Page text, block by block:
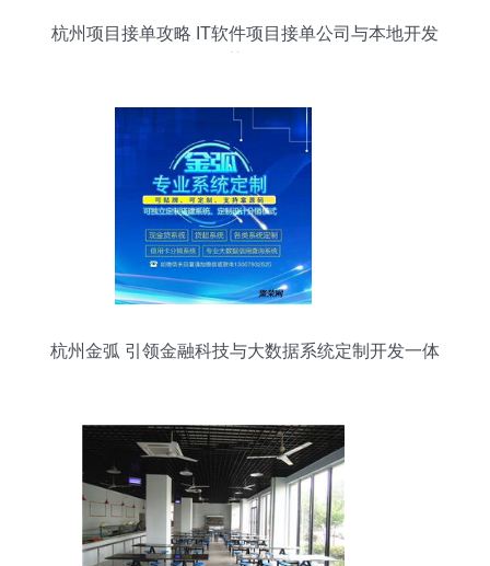
杭州项目接单攻略 IT软件项目接单公司与本地开发
杭州金弧 引领金融科技与大数据系统定制开发一体